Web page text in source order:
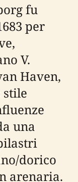
fu
per
V.
Haven,
stile
una
dorico
arenaria.